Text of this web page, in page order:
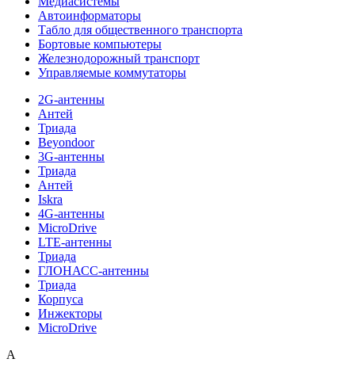
Автоинформаторы
Табло для общественного транспорта
Бортовые компьютеры
Железнодорожный транспорт
Управляемые коммутаторы
2G-антенны
Антей
Триада
Beyondoor
3G-антенны
Триада
Антей
Iskra
4G-антенны
MicroDrive
LTE-антенны
Триада
ГЛОНАСС-антенны
Триада
Корпуса
Инжекторы
MicroDrive
A